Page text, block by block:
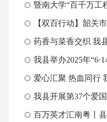
暨南大学“百千万工
【双百行动】韶关
药香与菜香交织 我
我县举办2025年
爱心汇聚 热血同行
我县开展第37个爱
百万英才汇南粤丨